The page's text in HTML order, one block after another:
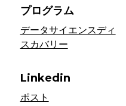
プログラム
データサイエンスディ
スカバリー
Linkedin
ポスト